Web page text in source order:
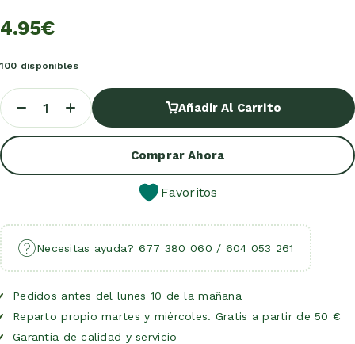
4.95€
100 disponibles
Añadir Al Carrito
Comprar Ahora
Favoritos
Necesitas ayuda? 677 380 060 / 604 053 261
Pedidos antes del lunes 10 de la mañana
Reparto propio martes y miércoles. Gratis a partir de 50 €
Garantia de calidad y servicio